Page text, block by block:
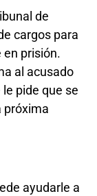
de
cargos para
en prisión.
al acusado
pide que se
próxima
ayudarle a